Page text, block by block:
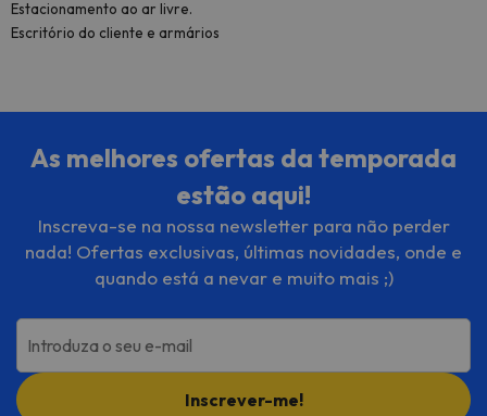
Estacionamento ao ar livre.
Escritório do cliente e armários
As melhores ofertas da temporada
estão aqui!
Inscreva-se na nossa newsletter para não perder
nada! Ofertas exclusivas, últimas novidades, onde e
quando está a nevar e muito mais ;)
Introduza o seu e-mail
Inscrever-me!